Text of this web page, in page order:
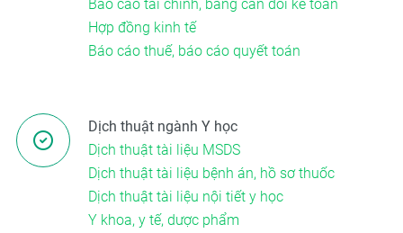
Báo cáo tài chính, bảng cân đối kế toán
Hợp đồng kinh tế
Báo cáo thuế, báo cáo quyết toán
Dịch thuật ngành Y học
Dịch thuật tài liệu MSDS
Dịch thuật tài liệu bệnh án, hồ sơ thuốc
Dịch thuật tài liệu nội tiết y học
Y khoa, y tế, dược phẩm